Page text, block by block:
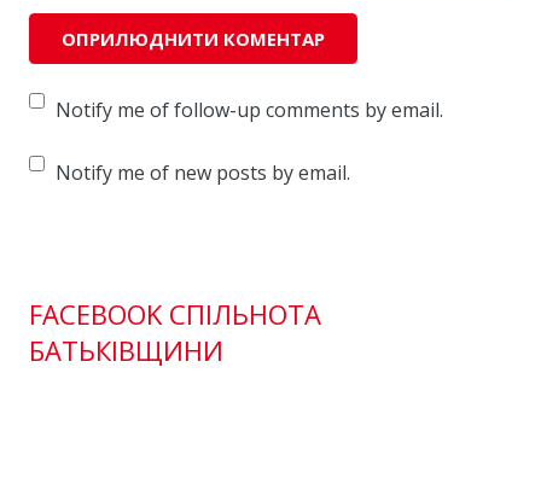
Notify me of follow-up comments by email.
Notify me of new posts by email.
FACEBOOK СПІЛЬНОТА
БАТЬКІВЩИНИ